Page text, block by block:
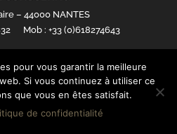
– 44000 NANTES
Mob : +33 (0)618274643
pour vous garantir la meilleure
Si vous continuez à utiliser ce
que vous en êtes satisfait.
de confidentialité